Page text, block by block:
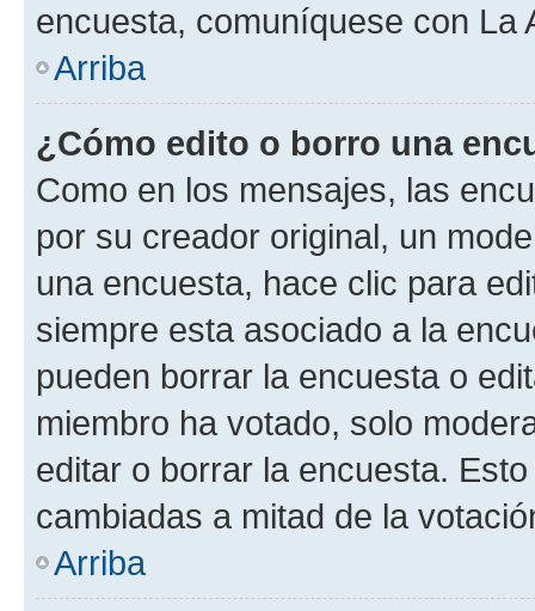
encuesta, comuníquese con La
Arriba
¿Cómo edito o borro una
Como en los mensajes, las
por su creador original, un
una encuesta, hace clic para
siempre esta asociado a la
pueden borrar la encuesta o
miembro ha votado, solo
editar o borrar la encuesta.
cambiadas a mitad de la
Arriba